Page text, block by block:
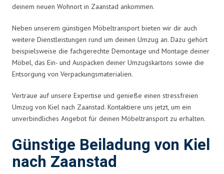
deinem neuen Wohnort in Zaanstad ankommen.
Neben unserem günstigen Möbeltransport bieten wir dir auch
weitere Dienstleistungen rund um deinen Umzug an. Dazu gehört
beispielsweise die fachgerechte Demontage und Montage deiner
Möbel, das Ein- und Auspacken deiner Umzugskartons sowie die
Entsorgung von Verpackungsmaterialien.
Vertraue auf unsere Expertise und genieße einen stressfreien
Umzug von Kiel nach Zaanstad. Kontaktiere uns jetzt, um ein
unverbindliches Angebot für deinen Möbeltransport zu erhalten.
Günstige Beiladung von Kiel
nach Zaanstad